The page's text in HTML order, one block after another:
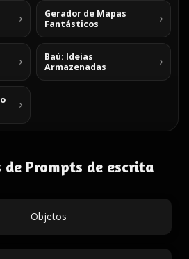
Gerador de Mapas
Fantásticos
Baú: Ideias
Armazenadas
de Prompts de escrita
Objetos